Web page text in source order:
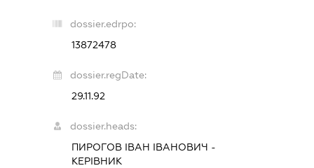
dossier.edrpo:
13872478
dossier.regDate:
29.11.92
dossier.heads:
ПИРОГОВ ІВАН ІВАНОВИЧ -
КЕРІВНИК